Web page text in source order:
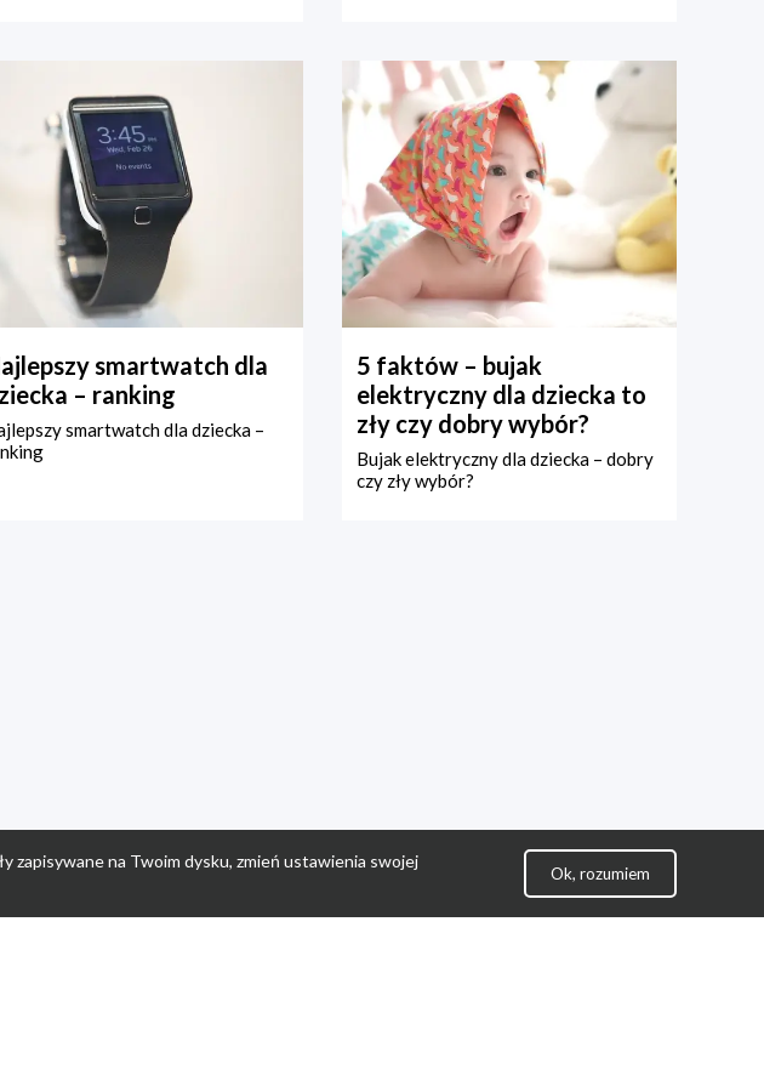
smartwatch dla
– ranking
smartwatch dla dziecka –
5 faktów – bujak
elektryczny dla dziecka to
zły czy dobry wybór?
Bujak elektryczny dla dziecka – dobry
czy zły wybór?
zapisywane na Twoim dysku, zmień ustawienia swojej
Ok, rozumiem